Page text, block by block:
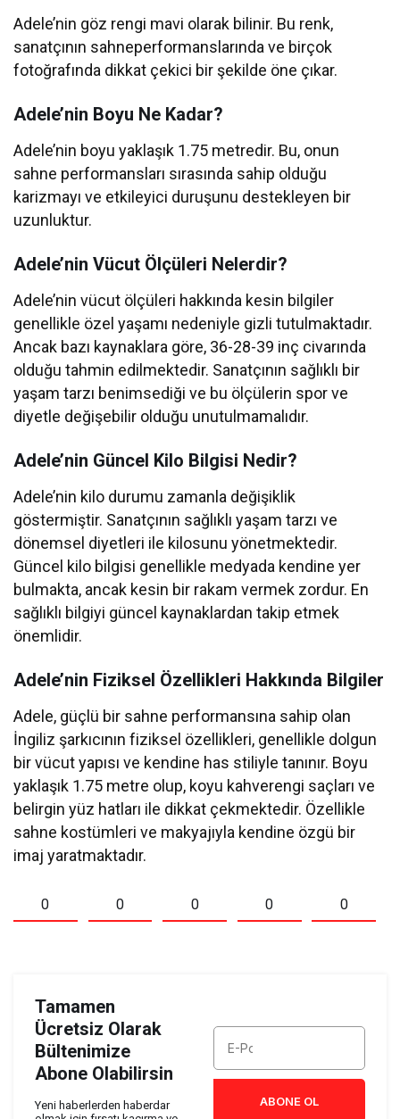
Adele’nin göz rengi mavi olarak bilinir. Bu renk,
sanatçının sahneperformanslarında ve birçok
fotoğrafında dikkat çekici bir şekilde öne çıkar.
Adele’nin Boyu Ne Kadar?
Adele’nin boyu yaklaşık 1.75 metredir. Bu, onun
sahne performansları sırasında sahip olduğu
karizmayı ve etkileyici duruşunu destekleyen bir
uzunluktur.
Adele’nin Vücut Ölçüleri Nelerdir?
Adele’nin vücut ölçüleri hakkında kesin bilgiler
genellikle özel yaşamı nedeniyle gizli tutulmaktadır.
Ancak bazı kaynaklara göre, 36-28-39 inç civarında
olduğu tahmin edilmektedir. Sanatçının sağlıklı bir
yaşam tarzı benimsediği ve bu ölçülerin spor ve
diyetle değişebilir olduğu unutulmamalıdır.
Adele’nin Güncel Kilo Bilgisi Nedir?
Adele’nin kilo durumu zamanla değişiklik
göstermiştir. Sanatçının sağlıklı yaşam tarzı ve
dönemsel diyetleri ile kilosunu yönetmektedir.
Güncel kilo bilgisi genellikle medyada kendine yer
bulmakta, ancak kesin bir rakam vermek zordur. En
sağlıklı bilgiyi güncel kaynaklardan takip etmek
önemlidir.
Adele’nin Fiziksel Özellikleri Hakkında Bilgiler
Adele, güçlü bir sahne performansına sahip olan
İngiliz şarkıcının fiziksel özellikleri, genellikle dolgun
bir vücut yapısı ve kendine has stiliyle tanınır. Boyu
yaklaşık 1.75 metre olup, koyu kahverengi saçları ve
belirgin yüz hatları ile dikkat çekmektedir. Özellikle
sahne kostümleri ve makyajıyla kendine özgü bir
imaj yaratmaktadır.
0 0 0 0 0
Tamamen
Ücretsiz Olarak
Bültenimize
Abone Olabilirsin
Yeni haberlerden haberdar
ABONE OL